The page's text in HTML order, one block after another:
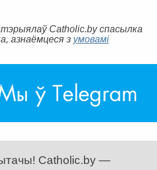
Catholic.by спасылка
азнаёмцеся з умовамі
Catholic.by —